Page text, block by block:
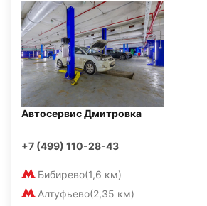
Автосервис Дмитровка
+7 (499) 110-28-43
Бибирево(1,6 км)
Алтуфьево(2,35 км)